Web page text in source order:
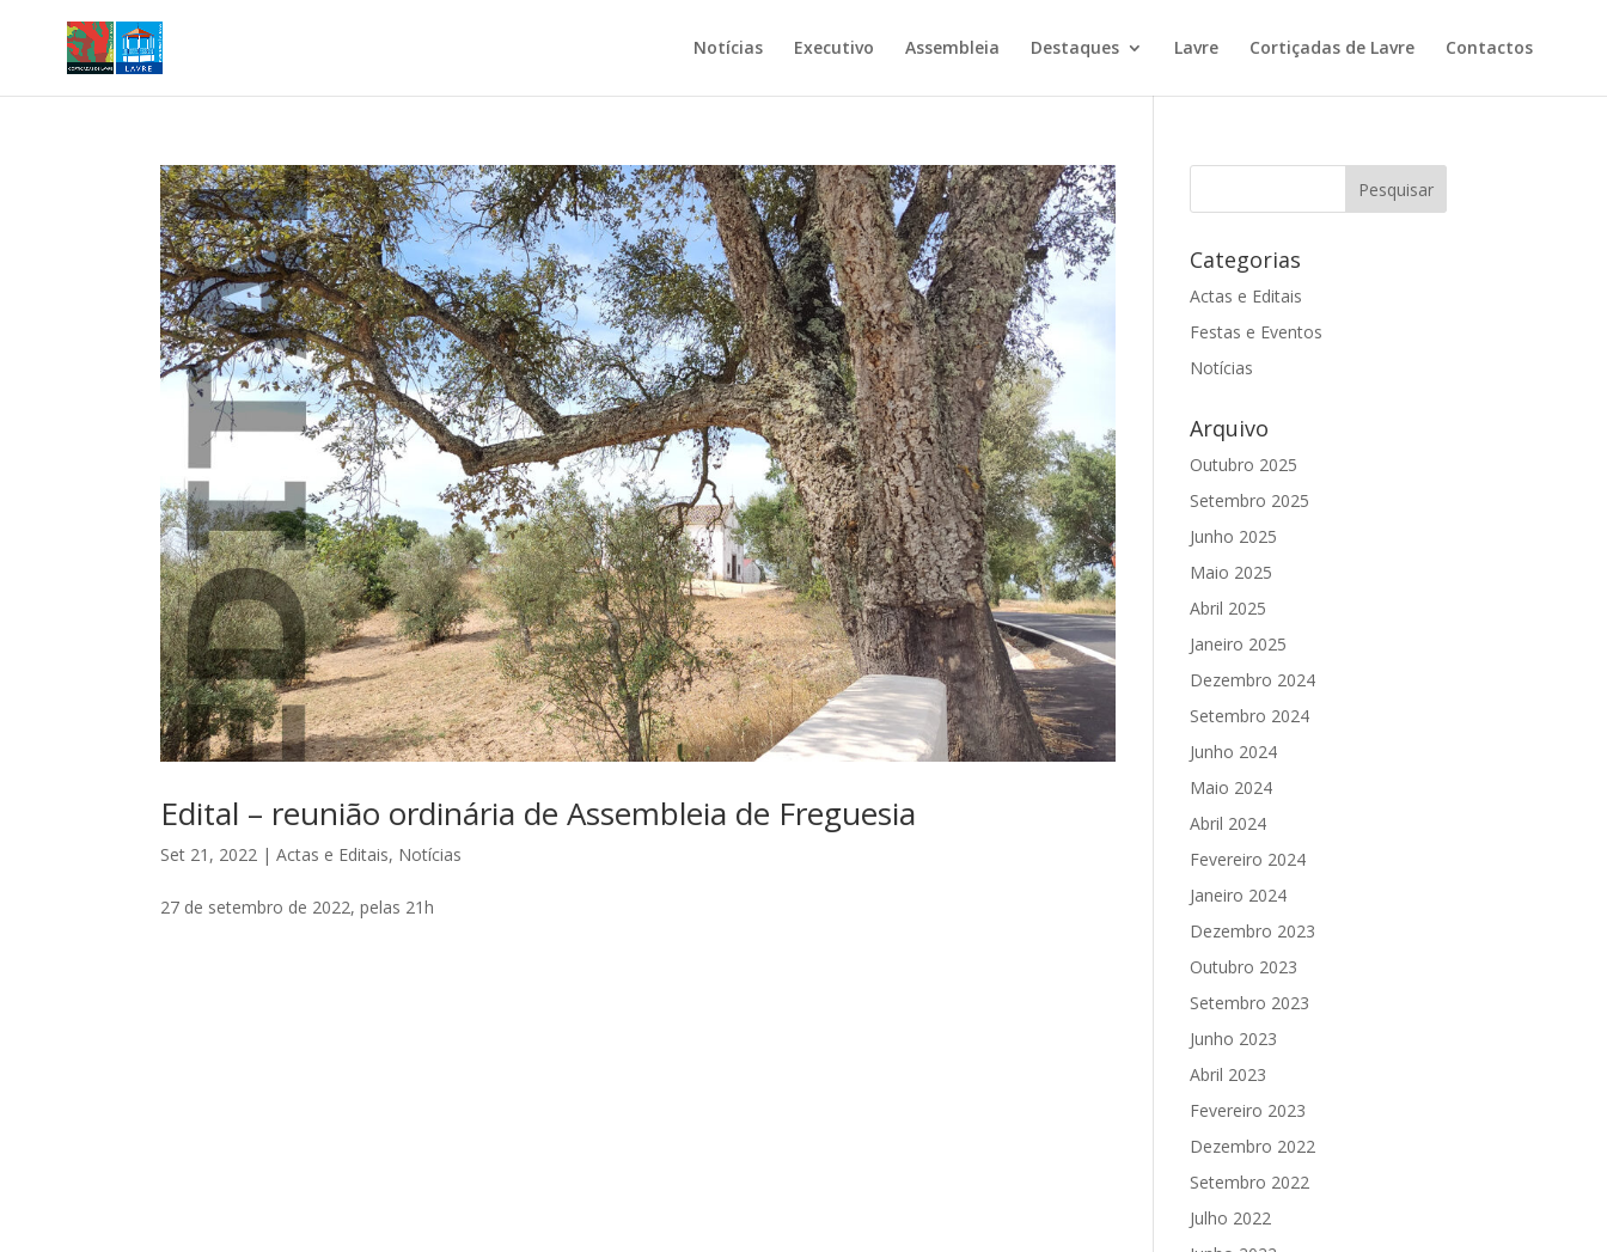
Notícias Executivo Assembleia Destaques Lavre Cortiçadas de Lavre Contactos
Edital – reunião ordinária de Assembleia de Freguesia
Set 21, 2022 |Actas e Editais, Notícias
27 de setembro de 2022, pelas 21h
Categorias
Actas e Editais
Festas e Eventos
Notícias
Arquivo
Outubro 2025
Setembro 2025
Junho 2025
Maio 2025
Abril 2025
Janeiro 2025
Dezembro 2024
Setembro 2024
Junho 2024
Maio 2024
Abril 2024
Fevereiro 2024
Janeiro 2024
Dezembro 2023
Outubro 2023
Setembro 2023
Junho 2023
Abril 2023
Fevereiro 2023
Dezembro 2022
Setembro 2022
Julho 2022